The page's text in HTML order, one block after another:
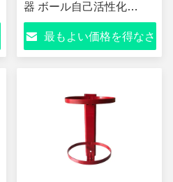
器 ボール自己活性化
QRRO.03G/S
最もよい価格を得なさ